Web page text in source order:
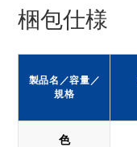
梱包仕様
製品名／容量／
規格
色